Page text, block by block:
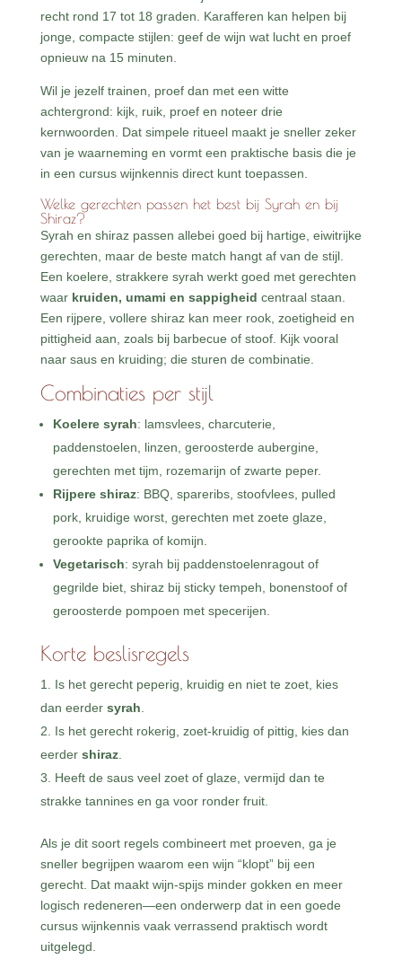
recht rond 17 tot 18 graden. Karafferen kan helpen bij
jonge, compacte stijlen: geef de wijn wat lucht en proef
opnieuw na 15 minuten.
Wil je jezelf trainen, proef dan met een witte
achtergrond: kijk, ruik, proef en noteer drie
kernwoorden. Dat simpele ritueel maakt je sneller zeker
van je waarneming en vormt een praktische basis die je
in een cursus wijnkennis direct kunt toepassen.
Welke gerechten passen het best bij Syrah en bij
Shiraz?
Syrah en shiraz passen allebei goed bij hartige, eiwitrijke
gerechten, maar de beste match hangt af van de stijl.
Een koelere, strakkere syrah werkt goed met gerechten
waar kruiden, umami en sappigheid centraal staan.
Een rijpere, vollere shiraz kan meer rook, zoetigheid en
pittigheid aan, zoals bij barbecue of stoof. Kijk vooral
naar saus en kruiding; die sturen de combinatie.
Combinaties per stijl
Koelere syrah: lamsvlees, charcuterie,
paddenstoelen, linzen, geroosterde aubergine,
gerechten met tijm, rozemarijn of zwarte peper.
Rijpere shiraz: BBQ, spareribs, stoofvlees, pulled
pork, kruidige worst, gerechten met zoete glaze,
gerookte paprika of komijn.
Vegetarisch: syrah bij paddenstoelenragout of
gegrilde biet, shiraz bij sticky tempeh, bonenstoof of
geroosterde pompoen met specerijen.
Korte beslisregels
Is het gerecht peperig, kruidig en niet te zoet, kies
dan eerder syrah
Is het gerecht rokerig, zoet-kruidig of pittig, kies dan
eerder shiraz.
Heeft de saus veel zoet of glaze, vermijd dan te
strakke tannines en ga voor ronder fruit.
Als je dit soort regels combineert met proeven, ga je
sneller begrijpen waarom een wijn “klopt” bij een
gerecht. Dat maakt wijn-spijs minder gokken en meer
logisch redeneren—een onderwerp dat in een goede
cursus wijnkennis vaak verrassend praktisch wordt
uitgelegd.